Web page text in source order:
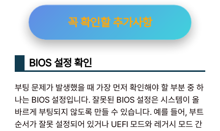
꼭 확인할 추가사항
BIOS 설정 확인
부팅 문제가 발생했을 때 가장 먼저 확인해야 할 부분 중 하
나는 BIOS 설정입니다. 잘못된 BIOS 설정은 시스템이 올
바르게 부팅되지 않도록 만들 수 있습니다. 예를 들어, 부트
순서가 잘못 설정되어 있거나 UEFI 모드와 레거시 모드 간